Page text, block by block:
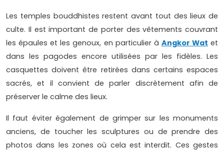
Les temples bouddhistes restent avant tout des lieux de
culte. Il est important de porter des vêtements couvrant
les épaules et les genoux, en particulier à Angkor Wat et
dans les pagodes encore utilisées par les fidèles. Les
casquettes doivent être retirées dans certains espaces
sacrés, et il convient de parler discrètement afin de
préserver le calme des lieux.
Il faut éviter également de grimper sur les monuments
anciens, de toucher les sculptures ou de prendre des
photos dans les zones où cela est interdit. Ces gestes